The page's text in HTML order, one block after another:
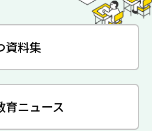
資料集
育ニュース